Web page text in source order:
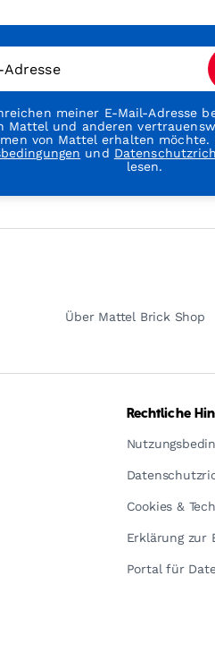
meiner E-Mail-Adresse
Mattel und anderen
von Mattel erhalten
und
lesen.
Über Mattel Brick Shop
Rechtliche
Cookies &
Erklärung zur
Portal für